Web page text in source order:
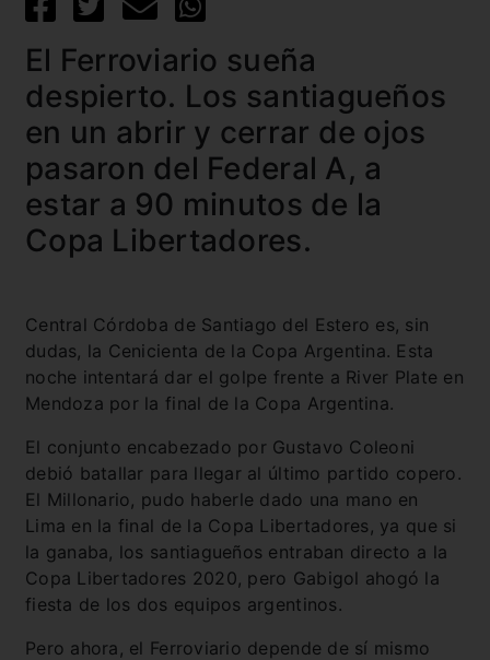
El Ferroviario sueña
despierto. Los santiagueños
en un abrir y cerrar de ojos
pasaron del Federal A, a
estar a 90 minutos de la
Copa Libertadores.
Central Córdoba de Santiago del Estero es, sin
dudas, la Cenicienta de la Copa Argentina. Esta
noche intentará dar el golpe frente a River Plate en
Mendoza por la final de la Copa Argentina.
El conjunto encabezado por Gustavo Coleoni
debió batallar para llegar al último partido copero.
El Millonario, pudo haberle dado una mano en
Lima en la final de la Copa Libertadores, ya que si
la ganaba, los santiagueños entraban directo a la
Copa Libertadores 2020, pero Gabigol ahogó la
fiesta de los dos equipos argentinos.
Pero ahora, el Ferroviario depende de sí mismo